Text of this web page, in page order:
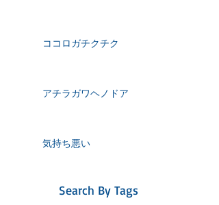
ココロガチクチク
アチラガワヘノドア
気持ち悪い
Search By Tags